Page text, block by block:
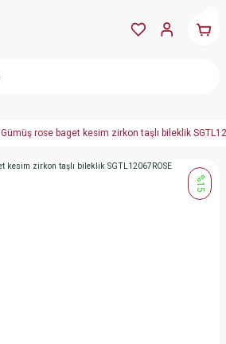
Gümüş rose baget kesim zirkon taşlı bileklik
%15